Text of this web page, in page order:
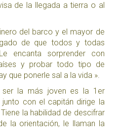
de la llegada a tierra o al
del barco y el mayor de
de que todos y todas
encanta sorprender con
y probar todo tipo de
que ponerle sal a la vida ».
ser la más joven es la 1er
con el capitán dirige la
la habilidad de descifrar
la orientación, le llaman la